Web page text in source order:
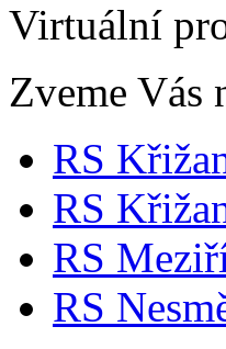
Virtuální
Zveme Vás
RS
RS
RS
RS